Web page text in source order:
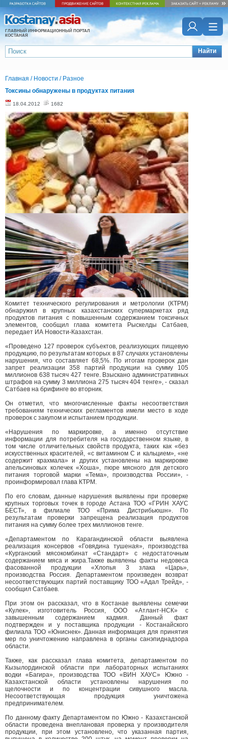
ГЛАВНЫЙ ИНФОРМАЦИОННЫЙ ПОРТАЛ
КОСТАНАЯ
Найти
Главная / Новости / Разное
Токсины обнаружены в продуктах питания
18.04.2012 1682
Комитет технического регулирования и метрологии (КТРМ)
обнаружил в крупных казахстанских супермаркетах ряд
продуктов питания с повышенным содержанием токсичных
элементов, сообщил глава комитета Рыскелды Сатбаев,
передает ИА Новости-Казахстан.
«Проведено 127 проверок субъектов, реализующих пищевую
продукцию, по результатам которых в 87 случаях установлены
нарушения, что составляет 68,5%. По итогам проверок дан
запрет реализации 358 партий продукции на сумму 105
миллионов 638 тысяч 427 тенге. Взыскано административных
штрафов на сумму 3 миллиона 275 тысяч 404 тенге», - сказал
Сатбаев на брифинге во вторник.
Он отметил, что многочисленные факты несоответствия
требованиям технических регламентов имели место в ходе
проверок с закупом и испытанием продукции.
«Нарушения по маркировке, а именно отсутствие
информации для потребителя на государственном языке, в
том числе отличительных свойств продукта, таких как «без
искусственных красителей, «с витамином С и кальцием», «не
содержит крахмала» и других установлены на маркировке
апельсиновых колечек «Хоша», пюре мясного для детского
питания торговой марки «Тема», производства России», -
проинформировал глава КТРМ.
По его словам, данные нарушения выявлены при проверке
крупных торговых точек в городе Астана ТОО «ГРИН ХАУС
БЕСТ», в филиале ТОО «Прима Дистрибьюшн». По
результатам проверки запрещена реализация продуктов
питания на сумму более трех миллионов тенге.
«Департаментом по Карагандинской области выявлена
реализация консервов «Говядина тушеная», производства
«Курганский мясокомбинат «Стандарт» с недостаточным
содержанием мяса и жира.Также выявлены факты недовеса
фасованной продукции «Хлопья 3 злака «Царь»,
производства Россия. Департаментом произведен возврат
несоответствующих партий поставщику ТОО «Адал Трейд», -
сообщил Сатбаев.
При этом он рассказал, что в Костанае выявлены семечки
«Кулек», изготовитель Россия, ООО «Атлант-НСК» с
завышенным содержанием кадмия. Данный факт
подтвержден и у поставщика продукции - Костанайского
филиала ТОО «Юниснек». Данная информация для принятия
мер по уничтожению направлена в органы санэпиднадзора
области.
Также, как рассказал глава комитета, департаментом по
Кызылординской области при лабораторных испытаниях
водки «Багира», производства ТОО «ВИН ХАУС» Южно -
Казахстанской области установлены нарушения по
щелочности и по концентрации сивушного масла.
Несоответствующая продукция уничтожена
предпринимателем.
По данному факту Департаментом по Южно - Казахстанской
области проведена внеплановая проверка у производителя
продукции, при этом установлено, что указанная партия,